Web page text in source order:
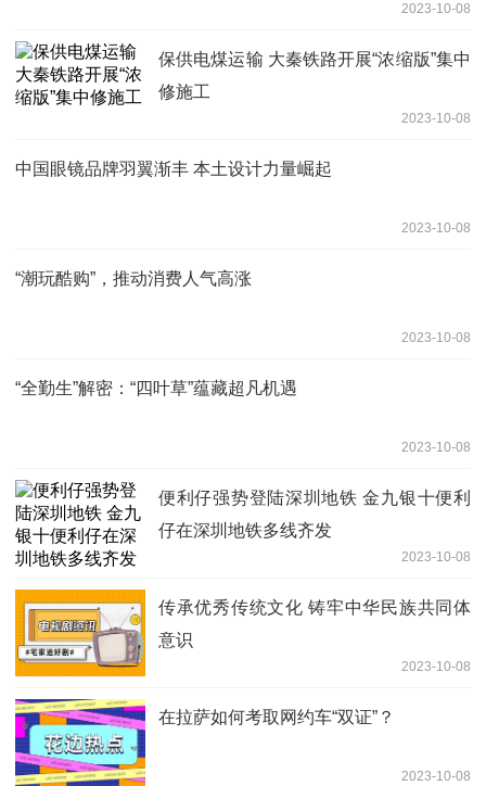
2023-10-08
保供电煤运输 大秦铁路开展“浓缩版”集中
修施工
2023-10-08
中国眼镜品牌羽翼渐丰 本土设计力量崛起
2023-10-08
“潮玩酷购”，推动消费人气高涨
2023-10-08
“全勤生”解密：“四叶草”蕴藏超凡机遇
2023-10-08
便利仔强势登陆深圳地铁 金九银十便利
仔在深圳地铁多线齐发
2023-10-08
传承优秀传统文化 铸牢中华民族共同体
意识
2023-10-08
在拉萨如何考取网约车“双证”？
2023-10-08